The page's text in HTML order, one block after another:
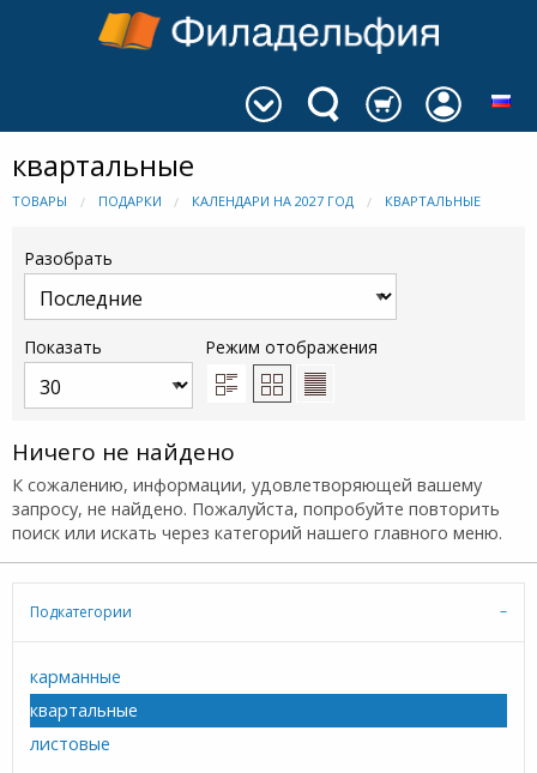
квартальные
ТОВАРЫ ПОДАРКИ КАЛЕНДАРИ НА 2027 ГОД КВАРТАЛЬНЫЕ
Разобрать
Показать Режим отображения
Ничего не найдено
К сожалению, информации, удовлетворяющей вашему
запросу, не найдено. Пожалуйста, попробуйте повторить
поиск или искать через категорий нашего главного меню.
Подкатегории
карманные
квартальные
листовые